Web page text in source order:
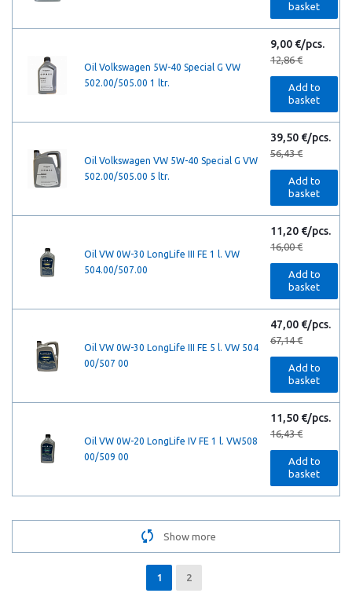
basket
Oil Volkswagen 5W-40 Special G VW
502.00/505.00 1 ltr.
9,00 €/pcs.
12,86 €
Add to
basket
Oil Volkswagen VW 5W-40 Special G VW
502.00/505.00 5 ltr.
39,50 €/pcs.
56,43 €
Add to
basket
Oil VW 0W-30 LongLife III FE 1 l. VW
504.00/507.00
11,20 €/pcs.
16,00 €
Add to
basket
Oil VW 0W-30 LongLife III FE 5 l. VW 504
00/507 00
47,00 €/pcs.
67,14 €
Add to
basket
Oil VW 0W-20 LongLife IV FE 1 l. VW508
00/509 00
11,50 €/pcs.
16,43 €
Add to
basket
Show more
1 2